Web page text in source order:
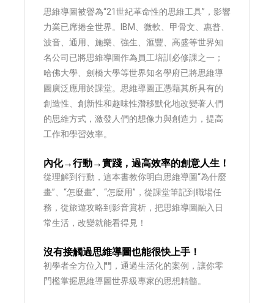
思維導圖被譽為“21世紀革命性的思維工具”，影響
力業已席捲全世界。IBM、微軟、甲骨文、惠普、
波音、通用、施樂、強生、滙豐、高盛等世界知
名公司已將思維導圖作為員工培訓必修課之一；
哈佛大學、劍橋大學等世界知名學府已將思維導
圖廣泛應用於課堂。思維導圖正憑藉其所具有的
創造性、創新性和趣味性潛移默化地改變著人們
的思維方式，激發人們的想像力與創造力，提高
工作和學習效率。
內化→行動→實踐，過高效率的創意人生！
從理解到行動，這本書教你明白思維導圖“為什麼
畫”、“怎麼畫”、“怎麼用”，從課堂筆記到職場任
務，從旅遊攻略到影音賞析，把思維導圖融入日
常生活，改變就能看得見！
沒有接觸過思維導圖也能很快上手！
初學者全方位入門，通過生活化的案例，讓你零
門檻掌握思維導圖世界級專家的思想精髓。